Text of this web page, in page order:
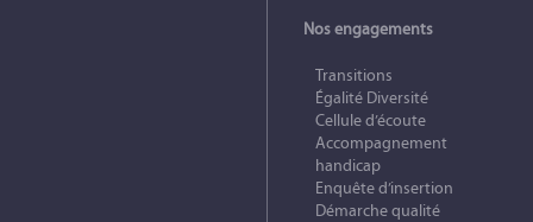
Nos engagements
Transitions
Égalité Diversité
Cellule d’écoute
Accompagnement
handicap
Enquête d’insertion
Démarche qualité